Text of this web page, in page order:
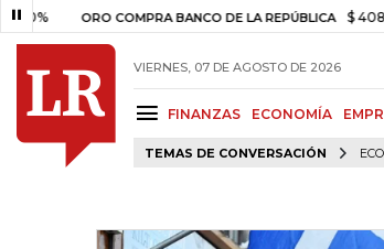
ORO COMPRA BANCO DE LA REPÚBLICA $
VIERNES, 07 DE AGOSTO DE 2026
FINANZAS ECONOMÍA
TEMAS DE CONVERSACIÓN